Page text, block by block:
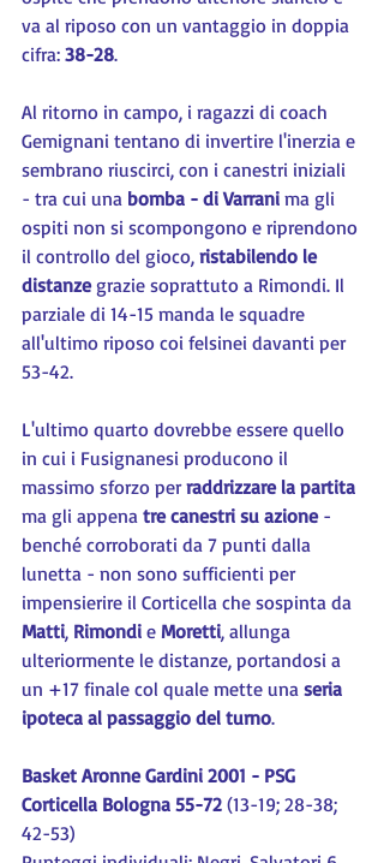
va al riposo con un vantaggio in doppia
cifra: 38-28.
Al ritorno in campo, i ragazzi di coach
Gemignani tentano di invertire l'inerzia e
sembrano riuscirci, con i canestri iniziali
- tra cui una bomba - di Varrani ma gli
ospiti non si scompongono e riprendono
il controllo del gioco, ristabilendo le
distanze grazie soprattuto a Rimondi. Il
parziale di 14-15 manda le squadre
all'ultimo riposo coi felsinei davanti per
53-42.
L'ultimo quarto dovrebbe essere quello
in cui i Fusignanesi producono il
massimo sforzo per raddrizzare la partita
ma gli appena tre canestri su azione -
benché corroborati da 7 punti dalla
lunetta - non sono sufficienti per
impensierire il Corticella che sospinta da
Matti, Rimondi e Moretti, allunga
ulteriormente le distanze, portandosi a
un +17 finale col quale mette una seria
ipoteca al passaggio del turno.
Basket Aronne Gardini 2001 - PSG
Corticella Bologna 55-72 (13-19; 28-38;
42-53)